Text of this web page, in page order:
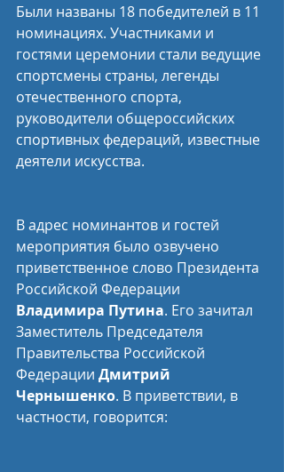
Были названы 18 победителей в 11
номинациях. Участниками и
гостями церемонии стали ведущие
спортсмены страны, легенды
отечественного спорта,
руководители общероссийских
спортивных федераций, известные
деятели искусства.
В адрес номинантов и гостей
мероприятия было озвучено
приветственное слово Президента
Российской Федерации
Владимира Путина. Его зачитал
Заместитель Председателя
Правительства Российской
Федерации Дмитрий
Чернышенко. В приветствии, в
частности, говорится: